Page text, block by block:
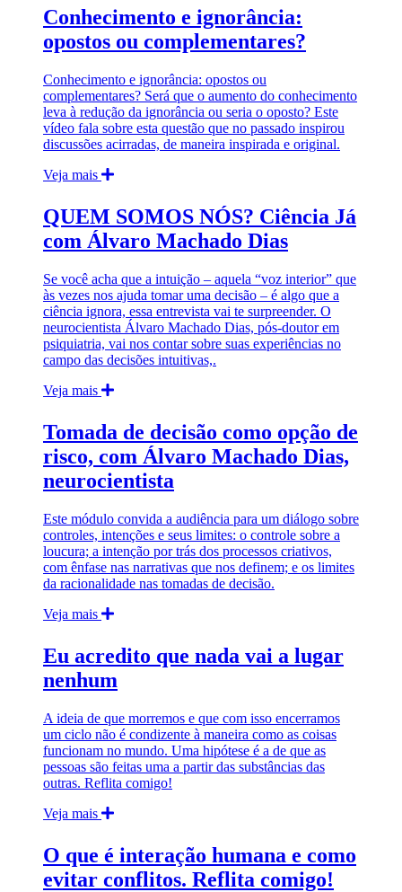
Conhecimento e ignorância:
opostos ou complementares?
Conhecimento e ignorância: opostos ou
complementares? Será que o aumento do conhecimento
leva à redução da ignorância ou seria o oposto? Este
vídeo fala sobre esta questão que no passado inspirou
discussões acirradas, de maneira inspirada e original.
Veja mais
QUEM SOMOS NÓS? Ciência Já
com Álvaro Machado Dias
Se você acha que a intuição – aquela “voz interior” que
às vezes nos ajuda tomar uma decisão – é algo que a
ciência ignora, essa entrevista vai te surpreender. O
neurocientista Álvaro Machado Dias, pós-doutor em
psiquiatria, vai nos contar sobre suas experiências no
campo das decisões intuitivas,.
Veja mais
Tomada de decisão como opção de
risco, com Álvaro Machado Dias,
neurocientista
Este módulo convida a audiência para um diálogo sobre
controles, intenções e seus limites: o controle sobre a
loucura; a intenção por trás dos processos criativos,
com ênfase nas narrativas que nos definem; e os limites
da racionalidade nas tomadas de decisão.
Veja mais
Eu acredito que nada vai a lugar
nenhum
A ideia de que morremos e que com isso encerramos
um ciclo não é condizente à maneira como as coisas
funcionam no mundo. Uma hipótese é a de que as
pessoas são feitas uma a partir das substâncias das
outras. Reflita comigo!
Veja mais
O que é interação humana e como
evitar conflitos. Reflita comigo!